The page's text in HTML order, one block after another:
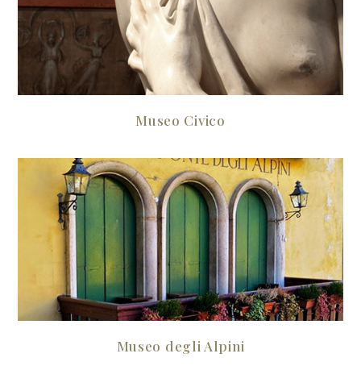
Museo Civico
Museo degli Alpini